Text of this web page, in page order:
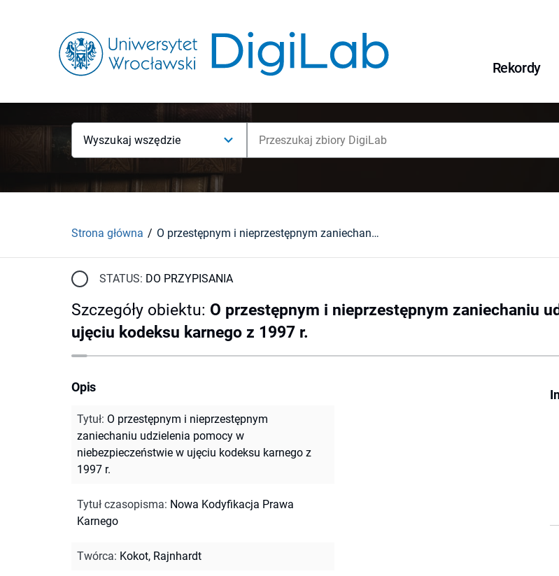
Rekordy
Wyszukaj wszędzie
Strona główna O przestępnym i nieprzestępnym zaniechaniu udzielenia pomocy w niebezpieczeństwie w ujęciu kodeksu karnego z 1997 r.
STATUS: DO PRZYPISANIA
Szczegóły obiektu: O przestępnym i nieprzestępnym zaniechaniu
ujęciu kodeksu karnego z 1997 r.
Opis
Tytuł: O przestępnym i nieprzestępnym
zaniechaniu udzielenia pomocy w
niebezpieczeństwie w ujęciu kodeksu karnego z
1997 r.
Tytuł czasopisma: Nowa Kodyfikacja Prawa
Karnego
Twórca: Kokot, Rajnhardt